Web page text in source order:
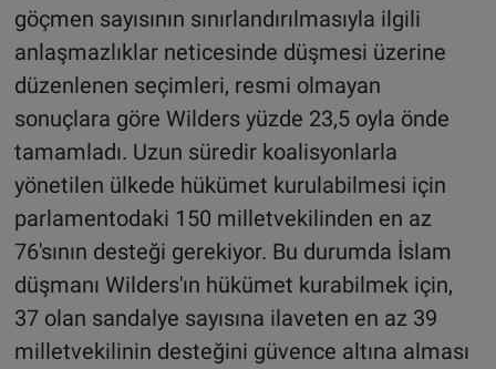
göçmen sayısının sınırlandırılmasıyla ilgili
anlaşmazlıklar neticesinde düşmesi üzerine
düzenlenen seçimleri, resmi olmayan
sonuçlara göre Wilders yüzde 23,5 oyla önde
tamamladı. Uzun süredir koalisyonlarla
yönetilen ülkede hükümet kurulabilmesi için
parlamentodaki 150 milletvekilinden en az
76'sının desteği gerekiyor. Bu durumda İslam
düşmanı Wilders'ın hükümet kurabilmek için,
37 olan sandalye sayısına ilaveten en az 39
milletvekilinin desteğini güvence altına alması